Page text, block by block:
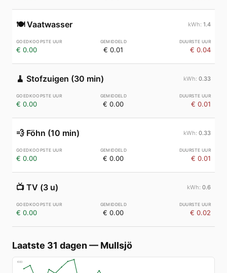
🍽️ Vaatwasser 1.4
€ 0.00 € 0.01 € 0.04
🧹 Stofzuigen (30 min) 0.33
€ 0.00 € 0.00 € 0.01
💨 Föhn (10 min) 0.33
€ 0.00 € 0.00 € 0.01
📺 TV (3 u) 0.6
€ 0.00 € 0.00 € 0.02
Laatste 31 dagen — Mullsjö
€83